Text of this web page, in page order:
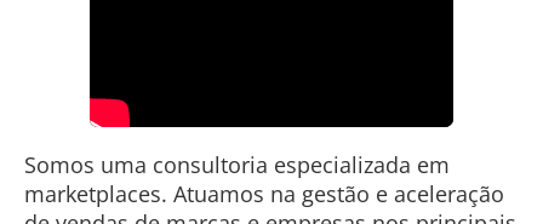
Somos uma consultoria especializada em
marketplaces. Atuamos na gestão e aceleração